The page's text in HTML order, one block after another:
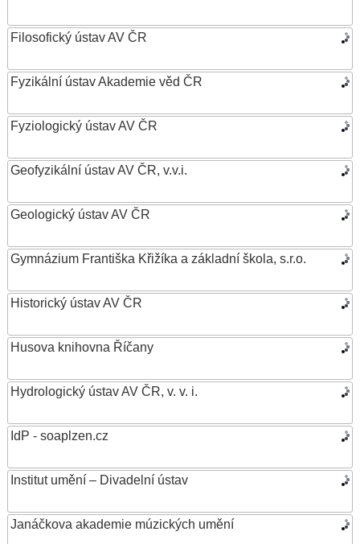
Filosofický ústav AV ČR
Fyzikální ústav Akademie věd ČR
Fyziologický ústav AV ČR
Geofyzikální ústav AV ČR, v.v.i.
Geologický ústav AV ČR
Gymnázium Františka Křižíka a základní škola, s.r.o.
Historický ústav AV ČR
Husova knihovna Říčany
Hydrologický ústav AV ČR, v. v. i.
IdP - soaplzen.cz
Institut umění – Divadelní ústav
Janáčkova akademie múzických umění